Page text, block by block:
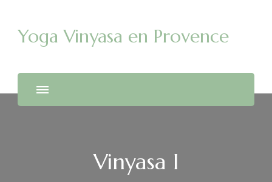
Yoga Vinyasa en Provence
Vinyasa I